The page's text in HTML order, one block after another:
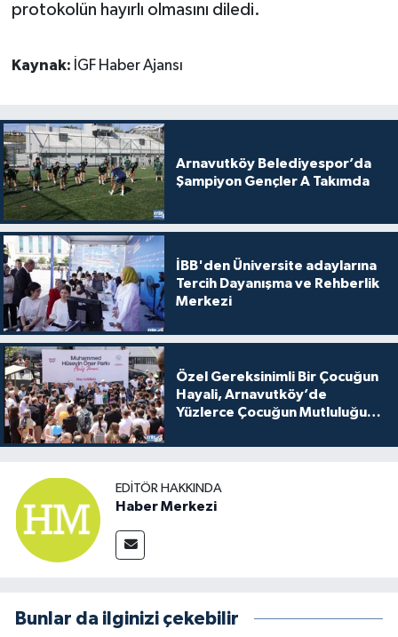
protokolün hayırlı olmasını diledi.
Kaynak: İGF Haber Ajansı
Arnavutköy Belediyespor’da
Şampiyon Gençler A Takımda
İBB'den Üniversite adaylarına
Tercih Dayanışma ve Rehberlik
Merkezi
Özel Gereksinimli Bir Çocuğun
Hayali, Arnavutköy’de
Yüzlerce Çocuğun Mutluluğu
EDITÖR HAKKINDA
Haber Merkezi
Bunlar da ilginizi çekebilir